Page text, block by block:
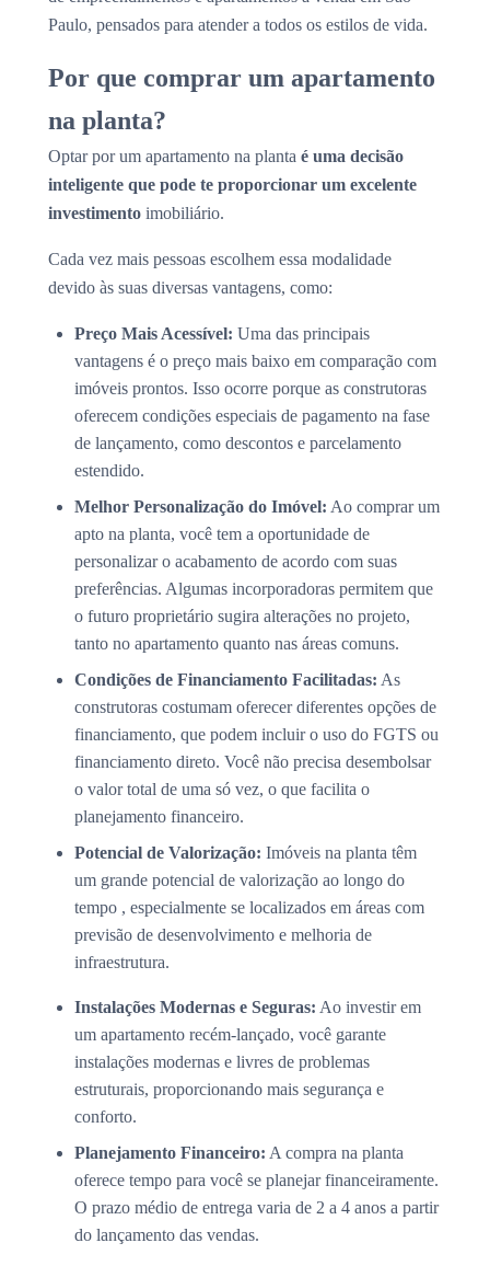
Paulo, pensados para atender a todos os estilos de vida.
Por que comprar um apartamento
na planta?
Optar por um apartamento na planta é uma decisão
inteligente que pode te proporcionar um excelente
investimento imobiliário.
Cada vez mais pessoas escolhem essa modalidade
devido às suas diversas vantagens, como:
Preço Mais Acessível: Uma das principais
vantagens é o preço mais baixo em comparação com
imóveis prontos. Isso ocorre porque as construtoras
oferecem condições especiais de pagamento na fase
de lançamento, como descontos e parcelamento
estendido.
Melhor Personalização do Imóvel: Ao comprar um
apto na planta, você tem a oportunidade de
personalizar o acabamento de acordo com suas
preferências. Algumas incorporadoras permitem que
o futuro proprietário sugira alterações no projeto,
tanto no apartamento quanto nas áreas comuns.
Condições de Financiamento Facilitadas: As
construtoras costumam oferecer diferentes opções de
financiamento, que podem incluir o uso do FGTS ou
financiamento direto. Você não precisa desembolsar
o valor total de uma só vez, o que facilita o
planejamento financeiro.
Potencial de Valorização: Imóveis na planta têm
um grande potencial de valorização ao longo do
tempo , especialmente se localizados em áreas com
previsão de desenvolvimento e melhoria de
infraestrutura.
Instalações Modernas e Seguras: Ao investir em
um apartamento recém-lançado, você garante
instalações modernas e livres de problemas
estruturais, proporcionando mais segurança e
conforto.
Planejamento Financeiro: A compra na planta
oferece tempo para você se planejar financeiramente.
O prazo médio de entrega varia de 2 a 4 anos a partir
do lançamento das vendas.